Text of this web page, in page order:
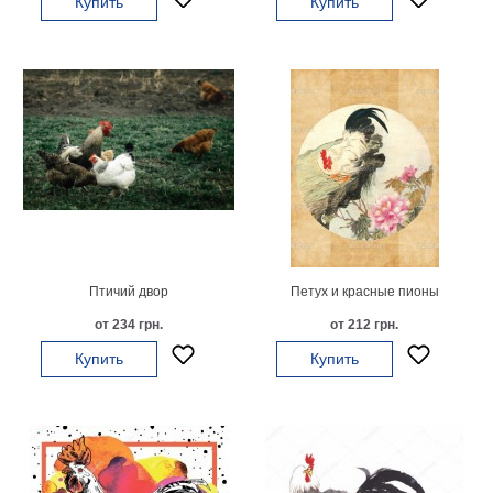
Мотивирующие
Нью
Йорк
Посмотреть
все
мастерская
Рамы
картин
Печать
Птичий двор
от 234 грн.
Купить
Петух и красные пионы
от 212 грн.
Купить